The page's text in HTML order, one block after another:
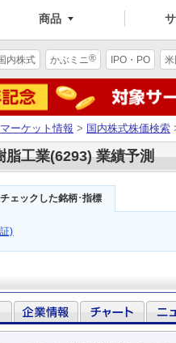
商品
内株式 かぶミニ® IPO・PO
マーケット情報 > 国内株式株価検索
脂工業(6293) 業績予測
ェックした銘柄･指標
)